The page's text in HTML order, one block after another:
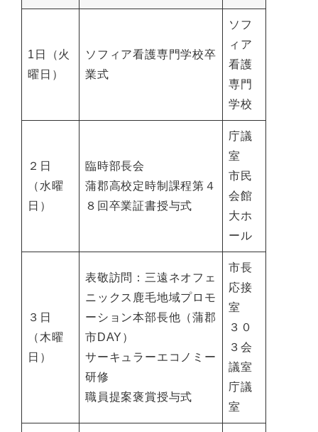
1日（火
曜日）
ソフィア看護専門学校卒
業式
ソフ
ィア
看護
専門
学校
２日
（水曜
日）
臨時部長会
蒲郡高校定時制課程第４
８回卒業証書授与式
庁議
室
市民
会館
大ホ
ール
３日
（木曜
日）
表敬訪問：三遠ネオフェ
ニックス鹿毛地域プロモ
ーション本部長他（蒲郡
市DAY）
サーキュラーエコノミー
研修
職員提案褒賞授与式
市長
応接
室
３０
３会
議室
庁議
室